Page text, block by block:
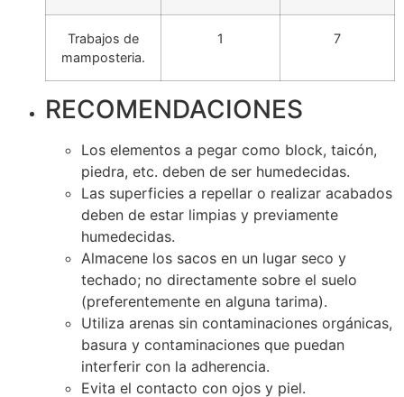
Trabajos de
mamposteria.
1 7
RECOMENDACIONES
Los elementos a pegar como block, taicón,
piedra, etc. deben de ser humedecidas.
Las superficies a repellar o realizar acabados
deben de estar limpias y previamente
humedecidas.
Almacene los sacos en un lugar seco y
techado; no directamente sobre el suelo
(preferentemente en alguna tarima).
Utiliza arenas sin contaminaciones orgánicas,
basura y contaminaciones que puedan
interferir con la adherencia.
Evita el contacto con ojos y piel.